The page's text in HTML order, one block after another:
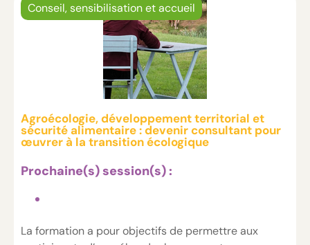
Conseil, sensibilisation et accueil
Agroécologie, développement territorial et
sécurité alimentaire : devenir consultant pour
œuvrer à la transition écologique
Prochaine(s) session(s) :
La formation a pour objectifs de permettre aux